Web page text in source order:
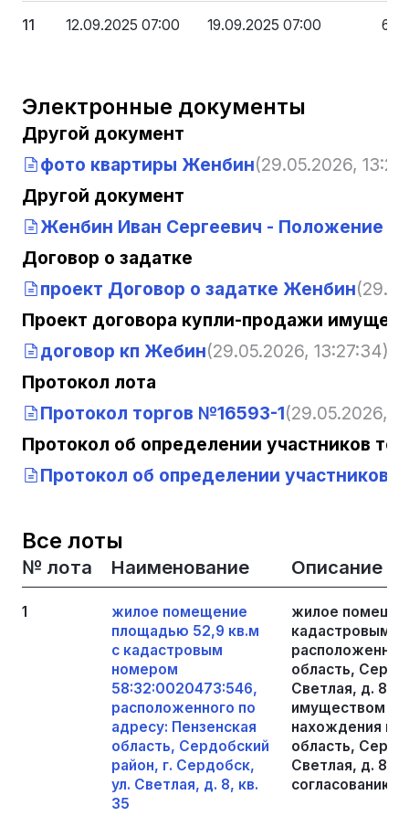
11 12.09.2025 07:00 19.09.2025 07:00
Электронные документы
Другой документ
фото квартиры Женбин(29.05.2026,
Другой документ
Женбин Иван Сергеевич - Положение
Договор о задатке
проект Договор о задатке Женбин
Проект договора купли-продажи
договор кп Жебин(29.05.2026, 13:27:34)
Протокол лота
Протокол торгов №16593-1(29.05.2026,
Протокол об определении участников
Протокол об определении участников
Все лоты
№ лота Наименование Описание
1
жилое помещение
площадью 52,9 кв.м
с кадастровым
номером
58:32:0020473:546,
расположенного по
адресу: Пензенская
область, Сердобский
район, г. Сердобск,
ул. Светлая, д. 8, кв.
35
жилое
кадастровым
область,
Светлая, д. 8,
имуществом и
нахождения
область,
Светлая, д. 8,
согласованию